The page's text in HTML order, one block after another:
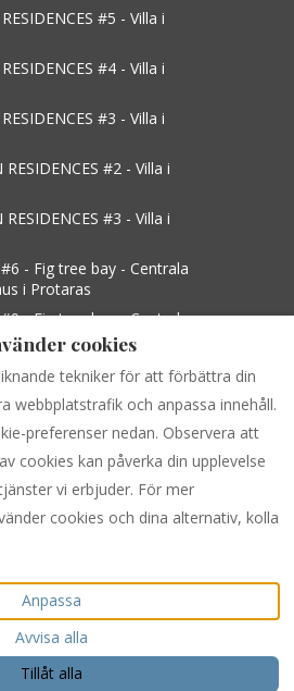
#5 - Villa i
#4 - Villa i
#3 - Villa i
RESIDENCES #2 - Villa i
RESIDENCES #3 - Villa i
- Fig tree bay - Centrala
i Protaras
- Fig tree bay - Centrala
i Protaras
- Fig Tree Bay Central
+35799538599
förbehålls
cookies
tekniker för att förbättra din
webbplatstrafik och anpassa innehåll.
preferenser nedan. Observera att
cookies kan påverka din upplevelse
vi erbjuder. För mer
cookies och dina alternativ, kolla
Anpassa
Avvisa alla
Tillåt alla